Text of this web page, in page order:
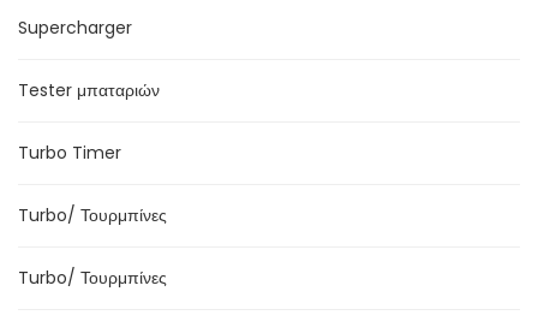
Supercharger
Tester μπαταριών
Turbo Timer
Turbo/ Τουρμπίνες
Turbo/ Τουρμπίνες